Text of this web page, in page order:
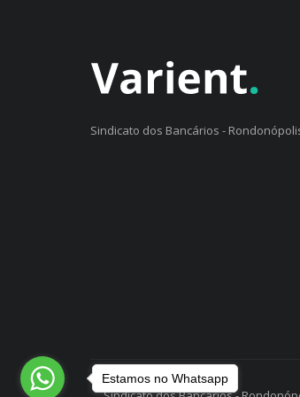
Sindicato dos Bancários -
Estamos no Whatsapp